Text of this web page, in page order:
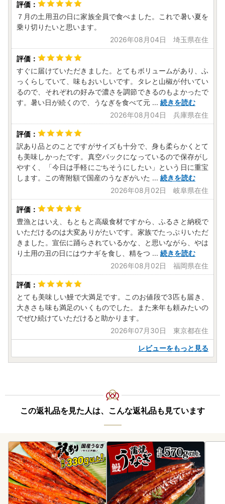
７月の土用丑の日に家族全員で食べました。これで暑い夏を
乗り切りたいと思います。
2026年08月04日 埼玉県在住
すぐに届けていただきました。とてもボリュームがあり、ふ
っくらしていて、味もおいしいです。タレと山椒が付いてい
るので、それぞれの好みで濃さを調節できるのもよかったで
す。暑い日が続くので、うなぎを食べて元 ... 続きを読む
2026年08月04日 兵庫県在住
訳あり品とのことですがサイズも十分で、身も柔らかくとて
も美味しかったです。真空パックになっているので保存がし
やすく、「今日は手軽にごちそうにしたい」という日に重宝
します。この寄附額で国産のうなぎがいた ... 続きを読む
2026年08月02日 岐阜県在住
豊漁とはいえ、もともと高級食材ですから、ふるさと納税で
いただけるのは大変ありがたいです。家族でたっぷりいただ
きました。宣伝に踊らされているかな、と思いながら、やは
り土用の丑の日にはウナギを食し、精をつ ... 続きを読む
2026年08月02日 福岡県在住
とても美味しい鰻で大満足です。このお値段で3匹も届き、
大きさも味も満足のいくものでした。また来年も頼みたいの
でぜひ続けていただけると助かります。
2026年07月30日 東京都在住
レビューをもっと見る
この返礼品を見た人は、こんな返礼品も見ています